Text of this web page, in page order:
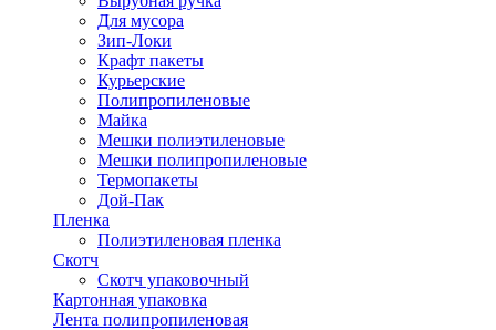
Для мусора
Зип-Локи
Крафт пакеты
Курьерские
Полипропиленовые
Майка
Мешки полиэтиленовые
Мешки полипропиленовые
Термопакеты
Дой-Пак
Пленка
Полиэтиленовая пленка
Скотч
Скотч упаковочный
Картонная упаковка
Лента полипропиленовая